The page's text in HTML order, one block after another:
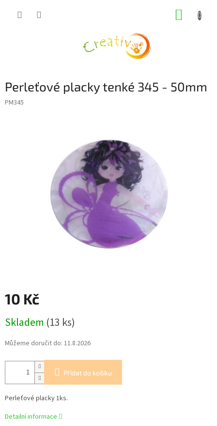
Perleťové placky tenké 345 - 50mm
PM345
10 Kč
cena:
Skladem (13 ks)
Můžeme doručit do: 11.8.2026
Přidat do košíku
Perleťové placky 1ks.
Detailní informace